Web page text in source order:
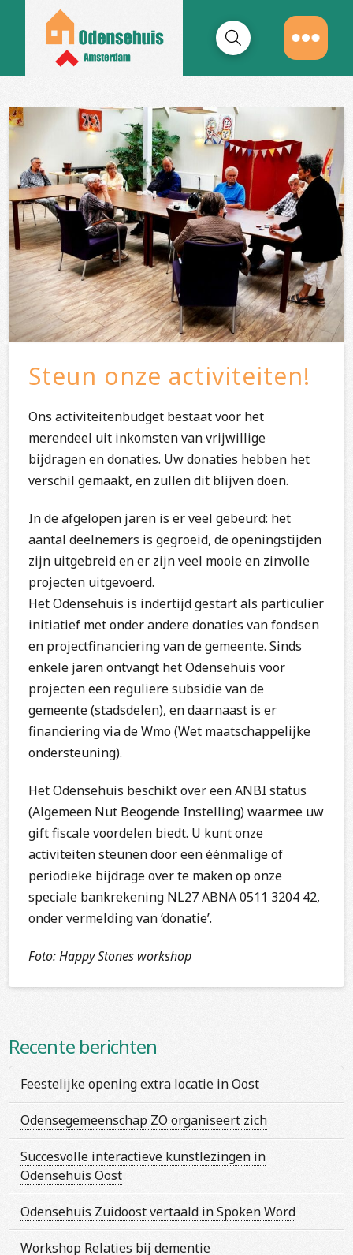
Steun onze activiteiten!
Ons activiteitenbudget bestaat voor het
merendeel uit inkomsten van vrijwillige
bijdragen en donaties. Uw donaties hebben het
verschil gemaakt, en zullen dit blijven doen.
In de afgelopen jaren is er veel gebeurd: het
aantal deelnemers is gegroeid, de openingstijden
zijn uitgebreid en er zijn veel mooie en zinvolle
projecten uitgevoerd.
Het Odensehuis is indertijd gestart als particulier
initiatief met onder andere donaties van fondsen
en projectfinanciering van de gemeente. Sinds
enkele jaren ontvangt het Odensehuis voor
projecten een reguliere subsidie van de
gemeente (stadsdelen), en daarnaast is er
financiering via de Wmo (Wet maatschappelijke
ondersteuning).
Het Odensehuis beschikt over een ANBI status
(Algemeen Nut Beogende Instelling) waarmee uw
gift fiscale voordelen biedt. U kunt onze
activiteiten steunen door een éénmalige of
periodieke bijdrage over te maken op onze
speciale bankrekening NL27 ABNA 0511 3204 42,
onder vermelding van ‘donatie’.
Foto: Happy Stones workshop
Recente berichten
Feestelijke opening extra locatie in Oost
Odensegemeenschap ZO organiseert zich
Succesvolle interactieve kunstlezingen in
Odensehuis Oost
Odensehuis Zuidoost vertaald in Spoken Word
Workshop Relaties bij dementie